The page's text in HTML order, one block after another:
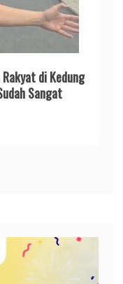
di Kedung
Sangat